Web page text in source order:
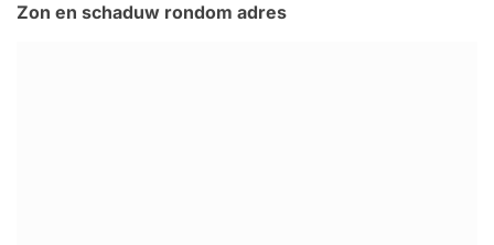
Zon en schaduw rondom adres